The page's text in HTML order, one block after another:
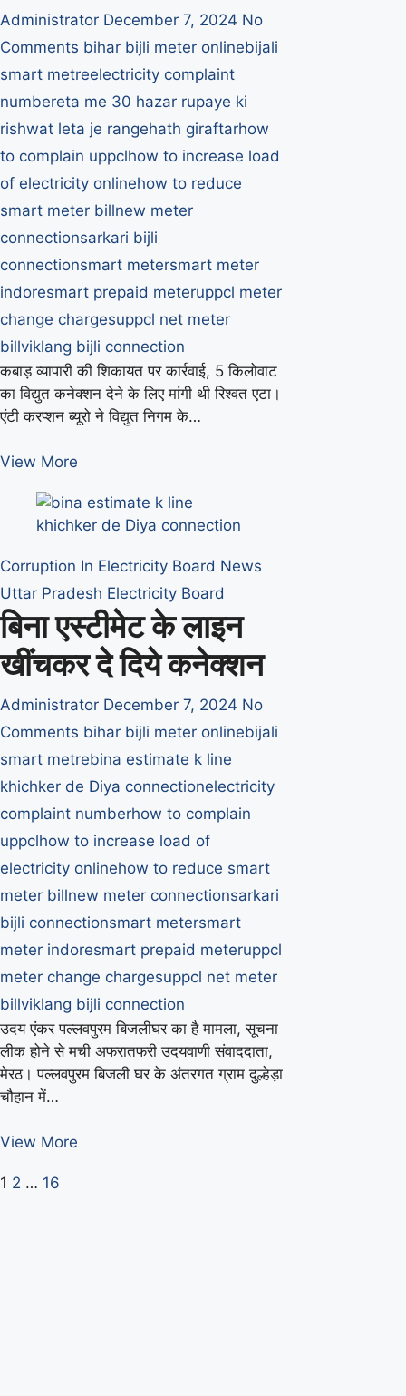
Administrator December 7, 2024 No
Comments bihar bijli meter onlinebijali
smart metreelectricity complaint
numbereta me 30 hazar rupaye ki
rishwat leta je rangehath giraftarhow
to complain uppclhow to increase load
of electricity onlinehow to reduce
smart meter billnew meter
connectionsarkari bijli
connectionsmart metersmart meter
indoresmart prepaid meteruppcl meter
change chargesuppcl net meter
billviklang bijli connection
कबाड़ व्यापारी की शिकायत पर कार्रवाई, 5 किलोवाट
का विद्युत कनेक्शन देने के लिए मांगी थी रिश्वत एटा।
एंटी करप्शन ब्यूरो ने विद्युत निगम के…
View More
30
हजार
की
रिश्वत
लेता
जेई
रंगेहाथ
Corruption In Electricity Board News
Uttar Pradesh Electricity Board
बिना एस्टीमेट के लाइन
खींचकर दे दिये कनेक्शन
Administrator December 7, 2024 No
Comments bihar bijli meter onlinebijali
smart metrebina estimate k line
khichker de Diya connectionelectricity
complaint numberhow to complain
uppclhow to increase load of
electricity onlinehow to reduce smart
meter billnew meter connectionsarkari
bijli connectionsmart metersmart
meter indoresmart prepaid meteruppcl
meter change chargesuppcl net meter
billviklang bijli connection
उदय एंकर पल्लवपुरम बिजलीघर का है मामला, सूचना
लीक होने से मची अफरातफरी उदयवाणी संवाददाता,
मेरठ। पल्लवपुरम बिजली घर के अंतरगत ग्राम दुल्हेड़ा
चौहान में…
View More
Posts
Page
1 Page
2 … Page
16